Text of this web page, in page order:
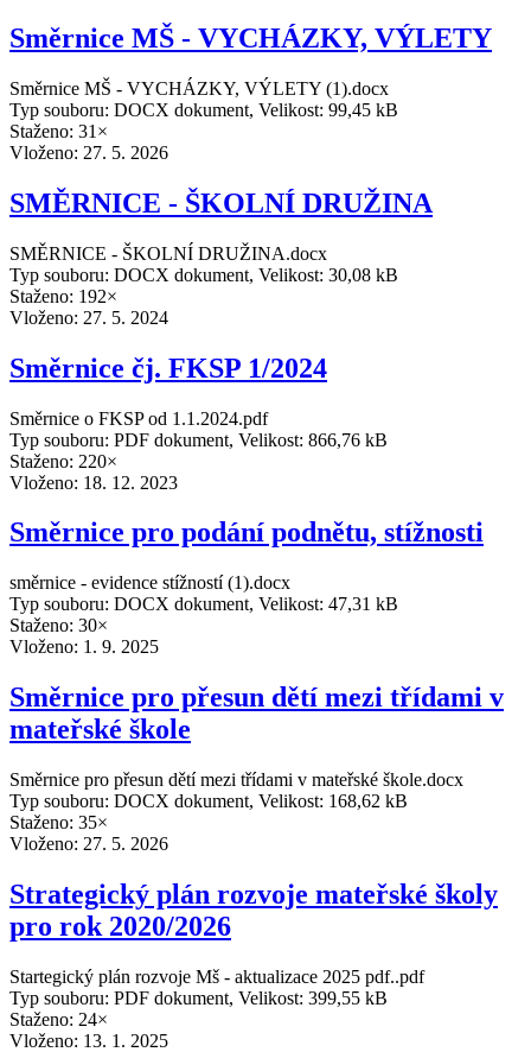
Směrnice MŠ - VYCHÁZKY, VÝLETY
Směrnice MŠ - VYCHÁZKY, VÝLETY (1).docx
Typ souboru: DOCX dokument, Velikost: 99,45 kB
Staženo: 31×
Vloženo: 27. 5. 2026
SMĚRNICE - ŠKOLNÍ DRUŽINA
SMĚRNICE - ŠKOLNÍ DRUŽINA.docx
Typ souboru: DOCX dokument, Velikost: 30,08 kB
Staženo: 192×
Vloženo: 27. 5. 2024
Směrnice čj. FKSP 1/2024
Směrnice o FKSP od 1.1.2024.pdf
Typ souboru: PDF dokument, Velikost: 866,76 kB
Staženo: 220×
Vloženo: 18. 12. 2023
Směrnice pro podání podnětu, stížnosti
směrnice - evidence stížností (1).docx
Typ souboru: DOCX dokument, Velikost: 47,31 kB
Staženo: 30×
Vloženo: 1. 9. 2025
Směrnice pro přesun dětí mezi třídami v
mateřské škole
Směrnice pro přesun dětí mezi třídami v mateřské škole.docx
Typ souboru: DOCX dokument, Velikost: 168,62 kB
Staženo: 35×
Vloženo: 27. 5. 2026
Strategický plán rozvoje mateřské školy
pro rok 2020/2026
Startegický plán rozvoje Mš - aktualizace 2025 pdf..pdf
Typ souboru: PDF dokument, Velikost: 399,55 kB
Staženo: 24×
Vloženo: 13. 1. 2025